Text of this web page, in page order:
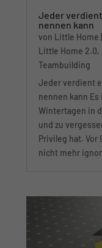
Jeder
nennen kann
von Little Home
Little Home 2.0,
Teambuilding
Jeder verdient
nennen kann
Wintertagen in
und zu
Privileg hat. Vor
nicht mehr